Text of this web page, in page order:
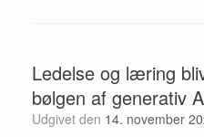
Ledelse og læring
bølgen af generativ
Udgivet den 14. november